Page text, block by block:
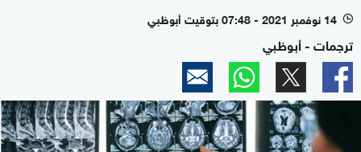
l 14 نوفمبر 2021 - 07:48 بتوقيت أبوظبي
ترجمات - أبوظبي